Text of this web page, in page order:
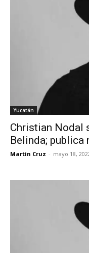
Yucatán
Christian Nodal
Belinda; publica
Martin Cruz - mayo 18,